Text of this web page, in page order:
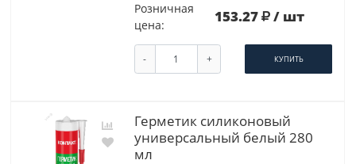
Розничная
цена:
153.27 / шт
- + КУПИТЬ
Герметик силиконовый
универсальный белый 280
мл